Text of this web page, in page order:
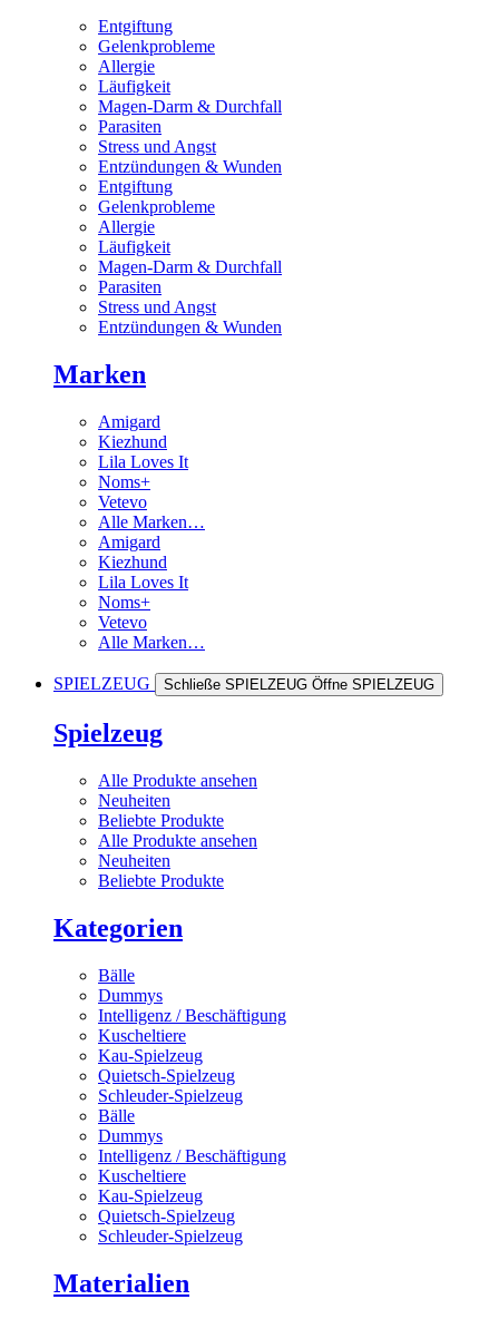
Entgiftung
Gelenkprobleme
Allergie
Läufigkeit
Magen-Darm & Durchfall
Parasiten
Stress und Angst
Entzündungen & Wunden
Entgiftung
Gelenkprobleme
Allergie
Läufigkeit
Magen-Darm & Durchfall
Parasiten
Stress und Angst
Entzündungen & Wunden
Marken
Amigard
Kiezhund
Lila Loves It
Noms+
Vetevo
Alle Marken…
Amigard
Kiezhund
Lila Loves It
Noms+
Vetevo
Alle Marken…
SPIELZEUG Schließe SPIELZEUG Öffne SPIELZEUG
Spielzeug
Alle Produkte ansehen
Neuheiten
Beliebte Produkte
Alle Produkte ansehen
Neuheiten
Beliebte Produkte
Kategorien
Bälle
Dummys
Intelligenz / Beschäftigung
Kuscheltiere
Kau-Spielzeug
Quietsch-Spielzeug
Schleuder-Spielzeug
Bälle
Dummys
Intelligenz / Beschäftigung
Kuscheltiere
Kau-Spielzeug
Quietsch-Spielzeug
Schleuder-Spielzeug
Materialien